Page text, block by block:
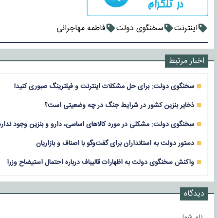
اینترنت سخنگوی دولت فاطمه مهاجرانی
اخبار مرتبط
سخنگوی دولت: برای حل مشکلات اینترنت و فیلترینگ صبوری کنید!
ذخایر بنزین کشور در شرایط جنگ در چه وضعیتی است؟
سخنگوی دولت: مشکلی در مورد کالاهای اساسی، دارو و بنزین وجود
دستور دولت به استانداران برای گفت‌وگو با اصناف و بازاریان
واکنش سخنگوی دولت به اظهارات قالیباف درباره احتمال استیضاح وزرا
دیدگاه